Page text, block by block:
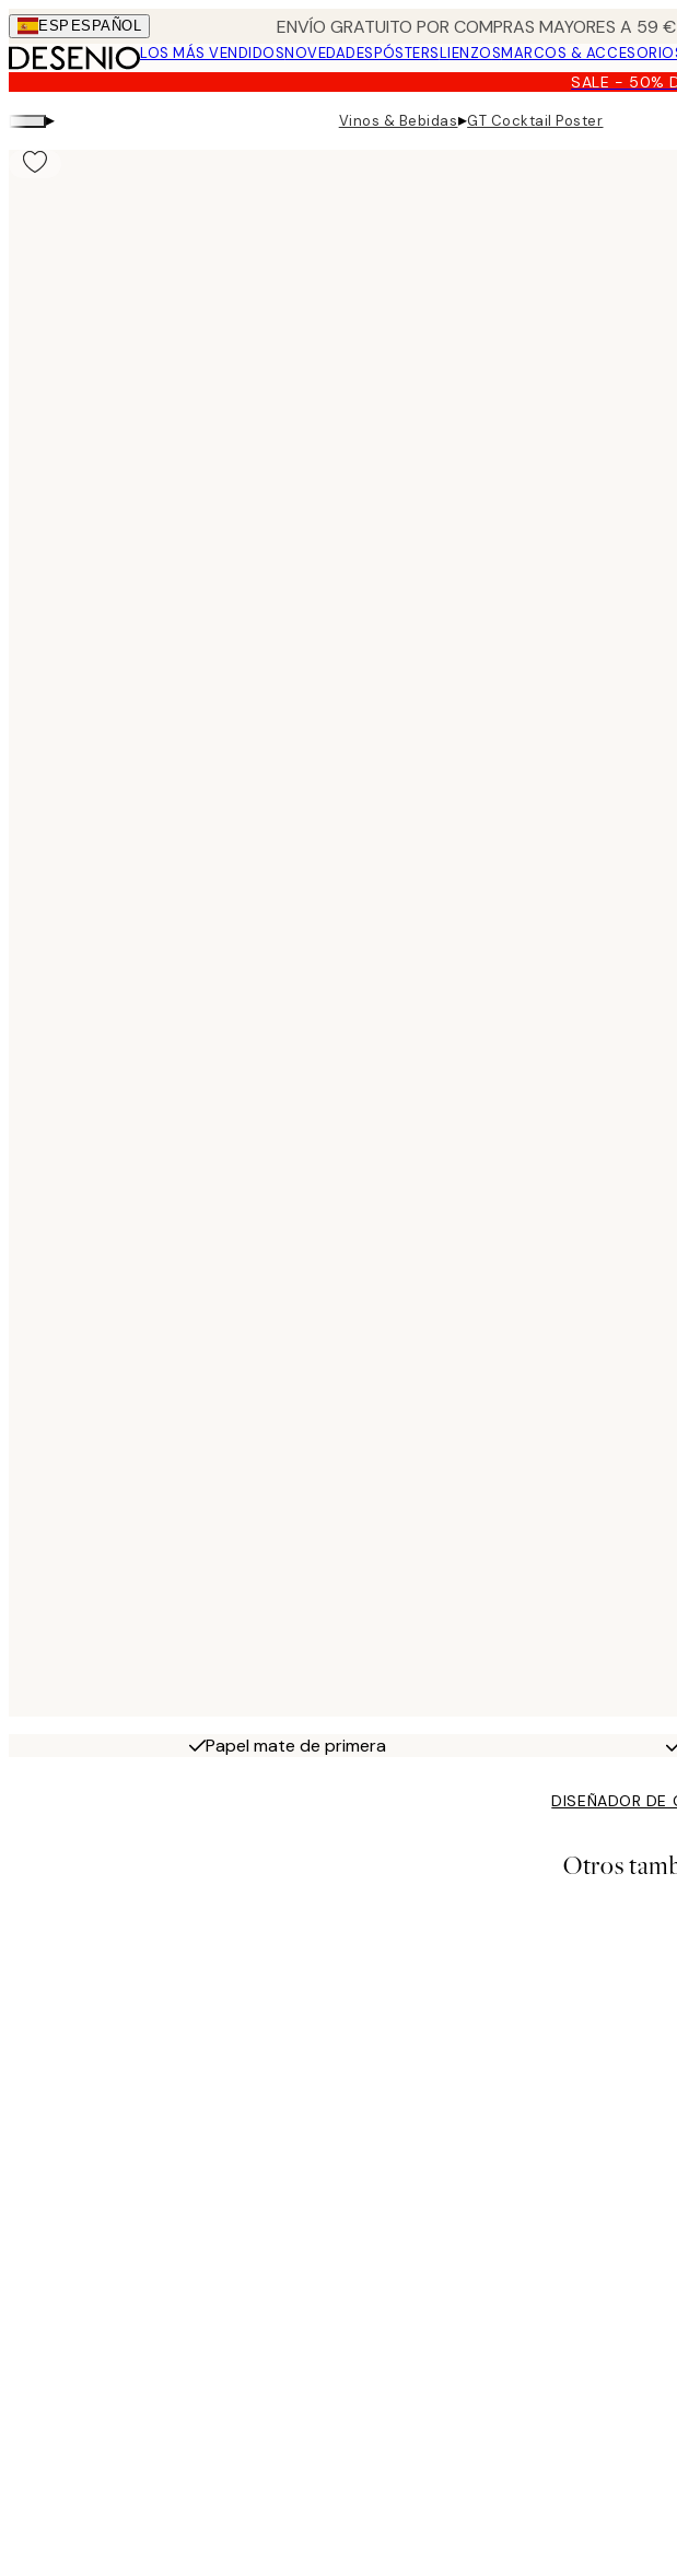
Skip
to
main
content.
ESP ESPAÑOL ENVÍO GRATUITO POR COMPRAS MAYORES A 59
LOS MÁS VENDIDOSNOVEDADESPÓSTERSLIENZOSMARCOS &
SALE - 50%
▸ Vinos & Bebidas▸GT Cocktail Poster
Papel mate de primera
DISEÑADOR DE
Otros